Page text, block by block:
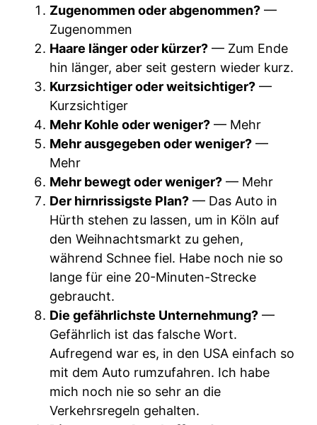
Zugenommen oder abgenommen? —
Zugenommen
Haare länger oder kürzer? — Zum Ende
hin länger, aber seit gestern wieder kurz.
Kurzsichtiger oder weitsichtiger? —
Kurzsichtiger
Mehr Kohle oder weniger? — Mehr
Mehr ausgegeben oder weniger? —
Mehr
Mehr bewegt oder weniger? — Mehr
Der hirnrissigste Plan? — Das Auto in
Hürth stehen zu lassen, um in Köln auf
den Weihnachtsmarkt zu gehen,
während Schnee fiel. Habe noch nie so
lange für eine 20-Minuten-Strecke
gebraucht.
Die gefährlichste Unternehmung? —
Gefährlich ist das falsche Wort.
Aufregend war es, in den USA einfach so
mit dem Auto rumzufahren. Ich habe
mich noch nie so sehr an die
Verkehrsregeln gehalten.